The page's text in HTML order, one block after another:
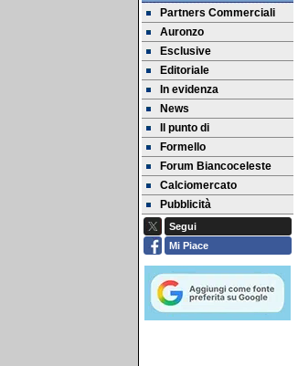
Partners Commerciali
Auronzo
Esclusive
Editoriale
In evidenza
News
Il punto di
Formello
Forum Biancoceleste
Calciomercato
Pubblicità
Segui
Mi Piace